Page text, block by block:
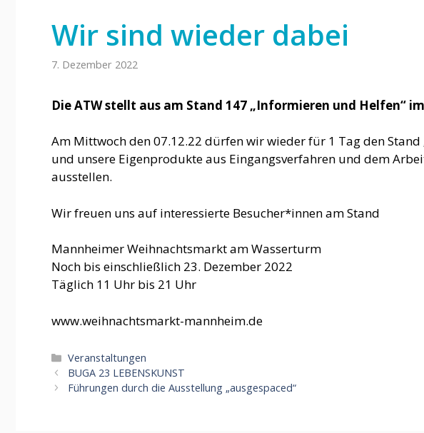
Wir sind wieder dabei
7. Dezember 2022
Die ATW stellt aus am Stand 147 „Informieren und Helfen“
Am Mittwoch den 07.12.22 dürfen wir wieder für 1 Tag den
und unsere Eigenprodukte aus Eingangsverfahren und dem
ausstellen.
Wir freuen uns auf interessierte Besucher*innen am Stand
Mannheimer Weihnachtsmarkt am Wasserturm
Noch bis einschließlich 23. Dezember 2022
Täglich 11 Uhr bis 21 Uhr
www.weihnachtsmarkt-mannheim.de
Kategorien
Veranstaltungen
BUGA 23 LEBENSKUNST
Führungen durch die Ausstellung „ausgespaced“